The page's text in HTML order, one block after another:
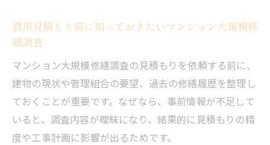
費用見積もり前に知っておきたいマンション大規模修
繕調査
マンション大規模修繕調査の見積もりを依頼する前に、
建物の現状や管理組合の要望、過去の修繕履歴を整理し
ておくことが重要です。なぜなら、事前情報が不足して
いると、調査内容が曖昧になり、結果的に見積もりの精
度や工事計画に影響が出るためです。